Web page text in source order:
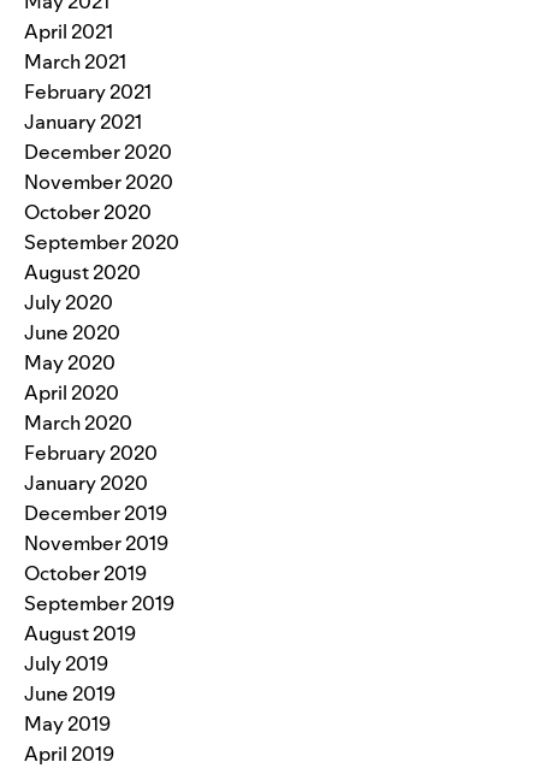
April 2021
March 2021
February 2021
January 2021
December 2020
November 2020
October 2020
September 2020
August 2020
July 2020
June 2020
May 2020
April 2020
March 2020
February 2020
January 2020
December 2019
November 2019
October 2019
September 2019
August 2019
July 2019
June 2019
May 2019
April 2019